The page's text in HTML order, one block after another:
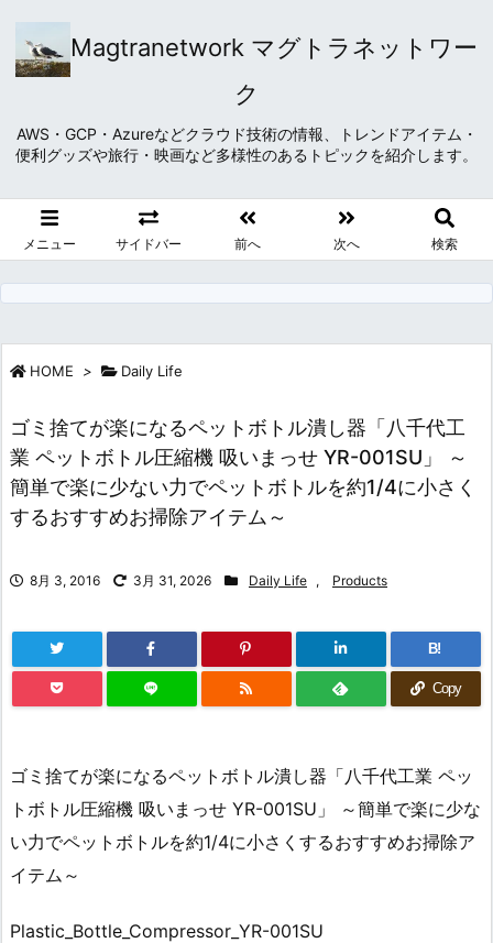
Magtranetwork マグトラネットワー
ク
AWS・GCP・Azureなどクラウド技術の情報、トレンドアイテム・
便利グッズや旅行・映画など多様性のあるトピックを紹介します。
メニュー サイドバー 前へ 次へ 検索
HOME > Daily Life
ゴミ捨てが楽になるペットボトル潰し器「八千代工
業 ペットボトル圧縮機 吸いまっせ YR-001SU」 ～
簡単で楽に少ない力でペットボトルを約1/4に小さく
するおすすめお掃除アイテム～
8月 3, 2016 3月 31, 2026 Daily Life , Products
B!
Copy
ゴミ捨てが楽になるペットボトル潰し器「八千代工業 ペッ
トボトル圧縮機 吸いまっせ YR-001SU」 ～簡単で楽に少な
い力でペットボトルを約1/4に小さくするおすすめお掃除ア
イテム～
Plastic_Bottle_Compressor_YR-001SU